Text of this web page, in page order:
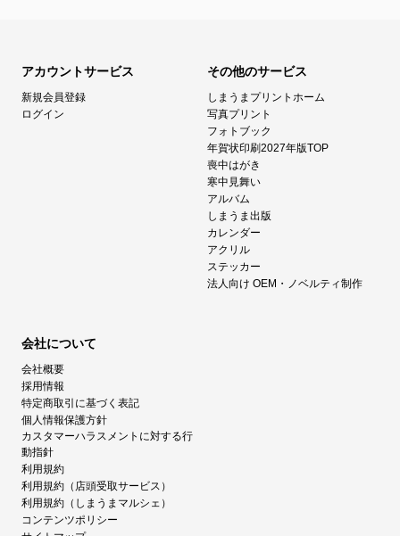
アカウントサービス
新規会員登録
ログイン
その他のサービス
しまうまプリントホーム
写真プリント
フォトブック
年賀状印刷2027年版TOP
喪中はがき
寒中見舞い
アルバム
しまうま出版
カレンダー
アクリル
ステッカー
法人向け OEM・ノベルティ制作
会社について
会社概要
採用情報
特定商取引に基づく表記
個人情報保護方針
カスタマーハラスメントに対する行
動指針
利用規約
利用規約（店頭受取サービス）
利用規約（しまうまマルシェ）
コンテンツポリシー